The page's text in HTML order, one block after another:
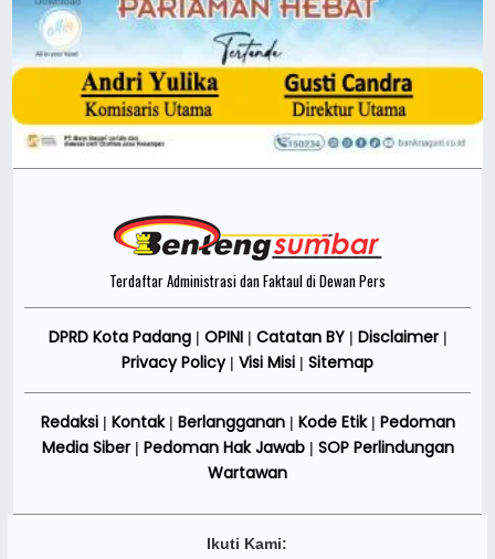
Terdaftar Administrasi dan Faktaul di Dewan Pers
DPRD Kota Padang| OPINI Catatan BY| Disclaimer|
Privacy Policy| Visi Misi Sitemap
Redaksi| Kontak| Berlangganan| Kode Etik| Pedoman
Media Siber| Pedoman Hak Jawab| SOP Perlindungan
Wartawan
Ikuti Kami: